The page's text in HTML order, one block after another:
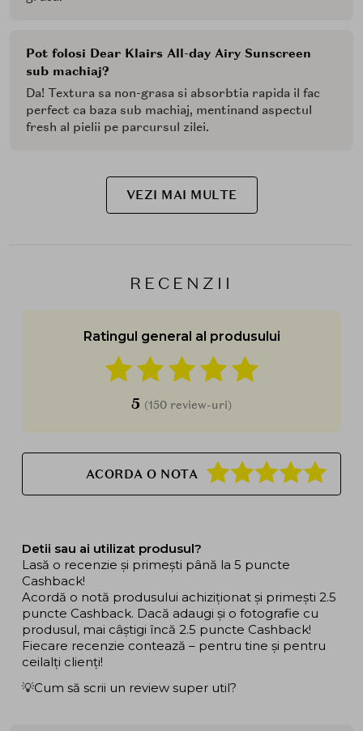
Pot folosi Dear Klairs All-day Airy Sunscreen
sub machiaj?
Da! Textura sa non-grasa si absorbtia rapida il fac
perfect ca baza sub machiaj, mentinand aspectul
fresh al pielii pe parcursul zilei.
VEZI MAI MULTE
RECENZII
Ratingul general al produsului
5 (150 review-uri)
ACORDA O NOTA
Detii sau ai utilizat produsul?
Lasă o recenzie și primești până la 5 puncte
Cashback!
Acordă o notă produsului achiziționat și primești 2.5
puncte Cashback. Dacă adaugi și o fotografie cu
produsul, mai câștigi încă 2.5 puncte Cashback!
Fiecare recenzie contează – pentru tine și pentru
ceilalți clienți!
💡Cum să scrii un review super util?